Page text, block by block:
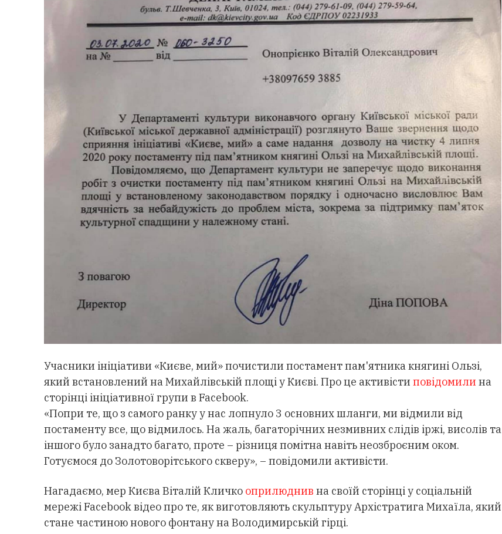
Учасники ініціативи «Києве, мий» почистили постамент пам'ятника княгині Ользі,
який встановлений на Михайлівській площі у Києві. Про це активісти повідомили на
сторінці ініціативної групи в Facebook.
«Попри те, що з самого ранку у нас лопнуло 3 основних шланги, ми відмили від
постаменту все, що відмилось. На жаль, багаторічних незмивних слідів іржі, висолів та
іншого було занадто багато, проте – різниця помітна навіть неозброєним оком.
Готуємося до Золотоворітського скверу», – повідомили активісти.
Нагадаємо, мер Києва Віталій Кличко оприлюднив на своїй сторінці у соціальній
мережі Facebook відео про те, як виготовляють скульптуру Архістратига Михаїла, який
стане частиною нового фонтану на Володимирській гірці.